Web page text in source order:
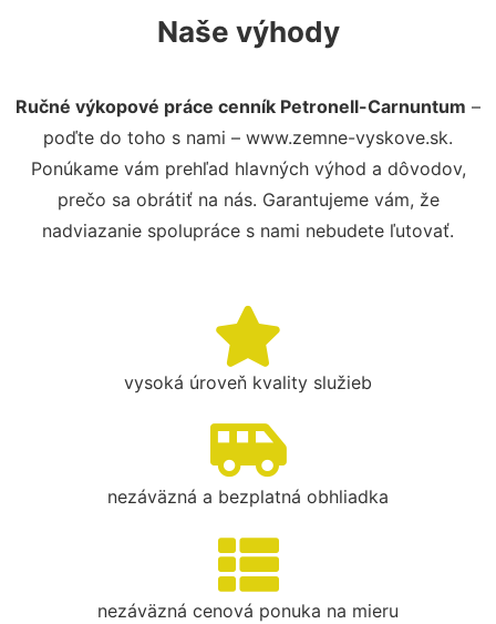
Naše výhody
Ručné výkopové práce cenník Petronell-Carnuntum –
poďte do toho s nami – www.zemne-vyskove.sk.
Ponúkame vám prehľad hlavných výhod a dôvodov,
prečo sa obrátiť na nás. Garantujeme vám, že
nadviazanie spolupráce s nami nebudete ľutovať.
vysoká úroveň kvality služieb
nezáväzná a bezplatná obhliadka
nezáväzná cenová ponuka na mieru